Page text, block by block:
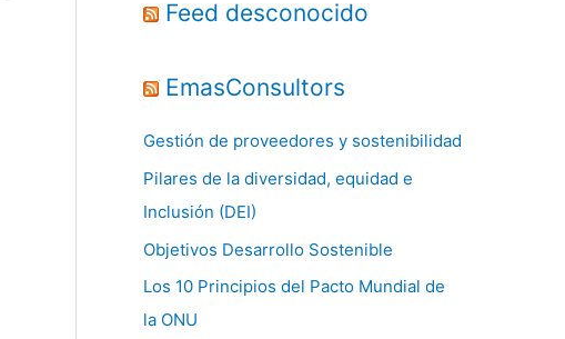
Feed desconocido
EmasConsultors
Gestión de proveedores y sostenibilidad
Pilares de la diversidad, equidad e
Inclusión (DEI)
Objetivos Desarrollo Sostenible
Los 10 Principios del Pacto Mundial de
la ONU